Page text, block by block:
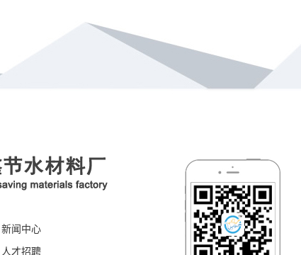
新闻中心
人才招聘